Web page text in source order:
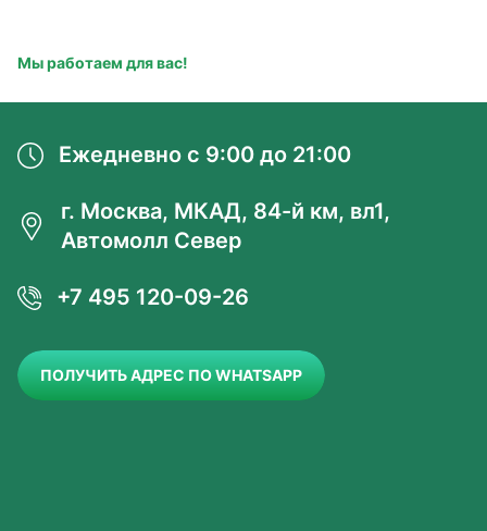
Мы работаем для вас!
Ежедневно с 9:00 до 21:00
г. Москва, МКАД, 84-й км, вл1,
Автомолл Север
+7 495 120-09-26
ПОЛУЧИТЬ АДРЕС ПО WHATSAPP